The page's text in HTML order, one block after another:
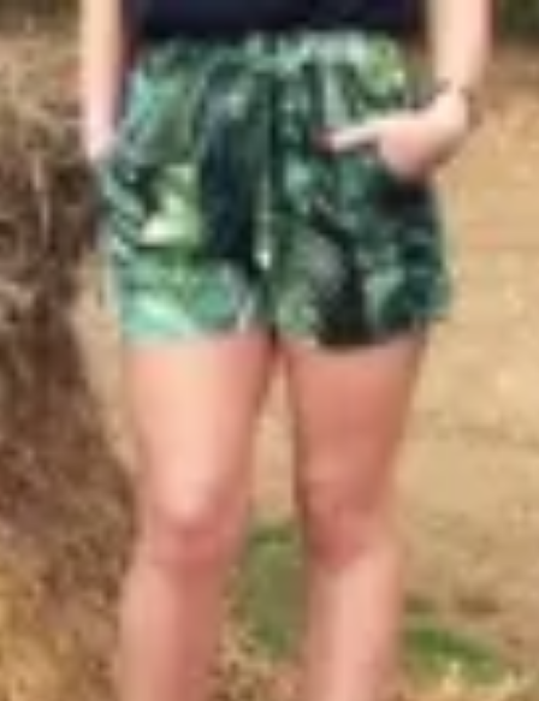
Profitez d'un essai 24h pour seulement 2€ !
Découvrir !
Basculer
la
navigation
CONTRIBUTION À PROPOS
Souvenir libertin... 3 240 vues